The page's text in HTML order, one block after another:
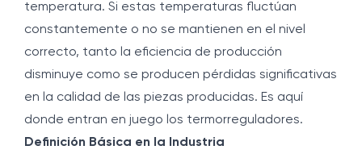
temperatura. Si estas temperaturas fluctúan
constantemente o no se mantienen en el nivel
correcto, tanto la eficiencia de producción
disminuye como se producen pérdidas significativas
en la calidad de las piezas producidas. Es aquí
donde entran en juego los termorreguladores.
Definición Básica en la Industria